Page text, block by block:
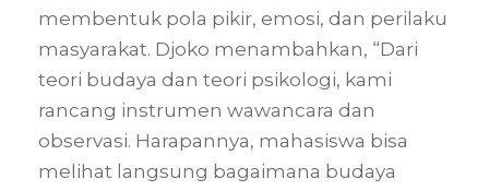
membentuk pola pikir, emosi, dan perilaku
masyarakat. Djoko menambahkan, “Dari
teori budaya dan teori psikologi, kami
rancang instrumen wawancara dan
observasi. Harapannya, mahasiswa bisa
melihat langsung bagaimana budaya